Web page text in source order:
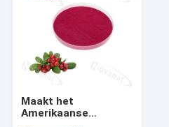
Maakt het
Amerikaanse